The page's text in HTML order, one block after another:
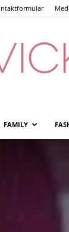
FAMILY